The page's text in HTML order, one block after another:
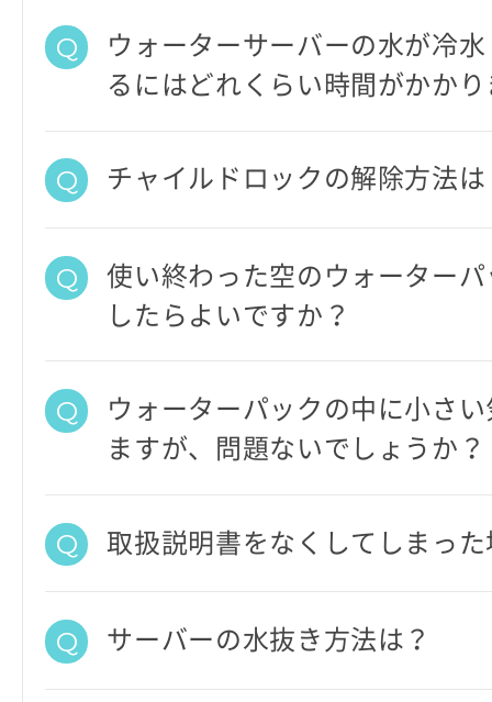
ウォーターサーバーの水が冷
るにはどれくらい時間がかか
チャイルドロックの解除方法は
使い終わった空のウォーター
したらよいですか？
ウォーターパックの中に小さ
ますが、問題ないでしょうか？
取扱説明書をなくしてしまっ
サーバーの水抜き方法は？